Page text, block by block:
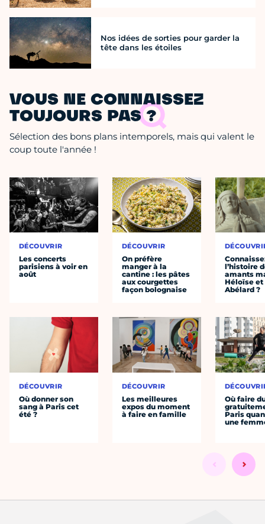
Nos idées de sorties pour garder la
tête dans les étoiles
VOUS NE CONNAISSEZ
TOUJOURS PAS ?
Sélection des bons plans intemporels, mais qui valent le
coup toute l'année !
DÉCOUVRIR
Les concerts
parisiens à voir en
août
DÉCOUVRIR
Où donner son
sang à Paris cet
été ?
DÉCOUVRIR
On préfère
manger à la
cantine : les pâtes
aux courgettes
façon bolognaise
DÉCOUVRIR
Les meilleures
expos du moment
à faire en famille
l’histoire
amants
Héloïse et
Abélard ?
Où faire
Paris
une